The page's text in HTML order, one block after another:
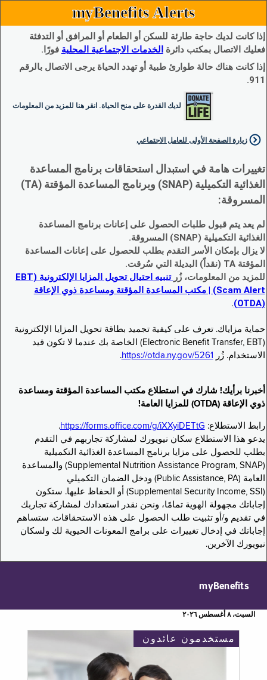
myBenefits Alerts
إذا كانت لديك حاجة طارئة للسكن أو الطعام أو المرافق أو التدفئة
فعليك الاتصال بمكتب دائرة الخدمات الاجتماعية المحلية فورًا.
إذا كانت هناك حالة طوارئ طبية أو تهدد الحياة يرجى الاتصال بالرقم
911.
لديك القدرة على منح الحياة. انقر هنا للمزيد من المعلومات
زيارة الصفحة الأولى للعامل الاجتماعي
تغييرات هامة في استبدال استحقاقات برنامج المساعدة
الغذائية التكميلية (SNAP) وبرنامج المساعدة المؤقتة (TA)
المسروقة:
لم يعد يتم قبول طلبات الحصول على إعانات برنامج المساعدة
الغذائية التكميلية (SNAP) المسروقة.
لا يزال بإمكان الأسر التقدم بطلب للحصول على إعانات المساعدة
المؤقتة TA (نقداً) البديلة التي سُرقت.
للمزيد من المعلومات، زُر
تنبيه احتيال تحويل المزايا الإلكترونية (EBT
Scam Alert) | مكتب المساعدة المؤقتة ومساعدة ذوي الإعاقة
(OTDA)
.
حماية مزاياك. تعرف على كيفية تجميد بطاقة تحويل المزايا الإلكترونية
(Electronic Benefit Transfer, EBT) الخاصة بك عندما لا تكون قيد
الاستخدام. زُر
https://otda.ny.gov/5261
.
أخبرنا برأيك! شارك في استطلاع مكتب المساعدة المؤقتة ومساعدة
ذوي الإعاقة (OTDA) للمزايا العامة!
رابط الاستطلاع: https://forms.office.com/g/iXXyiDETtG
.
يدعو هذا الاستطلاع سكان نيويورك لمشاركة تجاربهم في التقدم
بطلب للحصول على مزايا برنامج المساعدة الغذائية التكميلية
(Supplemental Nutrition Assistance Program, SNAP) والمساعدة
العامة (Public Assistance, PA) ودخل الضمان التكميلي
(Supplemental Security Income, SSI) أو الحفاظ عليها. ستكون
إجاباتك مجهولة الهوية تمامًا، ونحن نقدر استعدادك لمشاركة تجاربك
في تقديم و/أو تثبيت طلب الحصول على هذه الاستحقاقات. ستساهم
إجاباتك في إدخال تغييرات على برامج المعونات الحيوية لك ولسكان
نيويورك الآخرين.
myBenefits
السبت، ٨ أغسطس ٢٠٢٦
مستخدمون عائدون